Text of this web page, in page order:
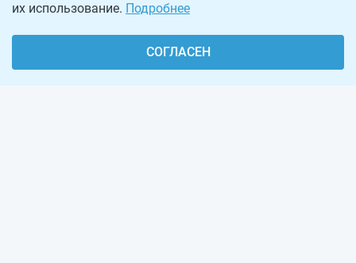
их использование. Подробнее
СОГЛАСЕН